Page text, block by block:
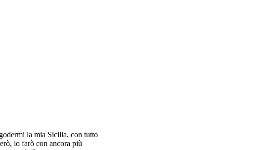
la mia Sicilia, con tutto
lo farò con ancora più